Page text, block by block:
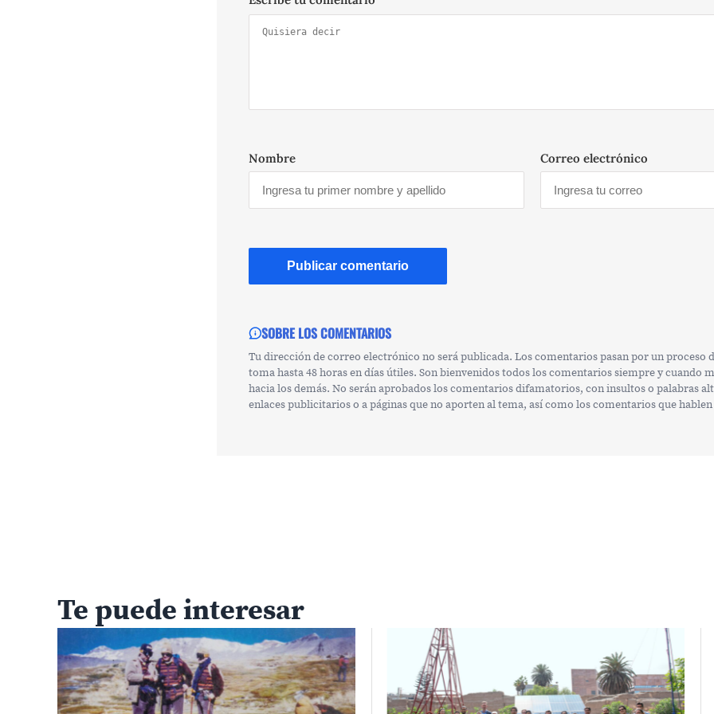
Nombre Correo electrónico
SOBRE LOS COMENTARIOS
Tu dirección de correo electrónico no será publicada. Los comentarios pasan por un proceso
toma hasta 48 horas en días útiles. Son bienvenidos todos los comentarios siempre y cuando
hacia los demás. No serán aprobados los comentarios difamatorios, con insultos o palabras
enlaces publicitarios o a páginas que no aporten al tema, así como los comentarios que
Te puede interesar